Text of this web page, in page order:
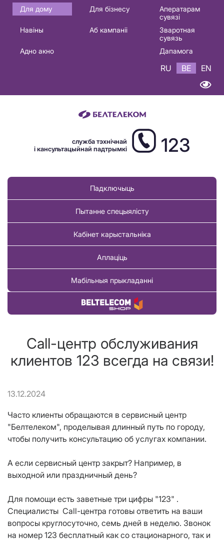
Основная
навигация
Для дому Для бізнесу
Аператарам
сувязі
Навіны
Аб кампаніі
Зваротная
сувязь
Адно акно
Дапамога
RU BE EN
служба тэхнічнай
і кансультацыйнай падтрымкі
123
Падключыць
Пытанне спецыялісту
Кабінет карыстальніка
Аплаціць
Мабільныя прыкладанні
Купіць тавар
Call-центр обслуживания
клиентов 123 всегда на связи!
13.12.2024
Часто клиенты обращаются в сервисный центр
"Белтелеком", проделывая длинный путь по городу,
чтобы получить консультацию об услугах компании.
А если сервисный центр закрыт? Например, в
выходной или праздничный день?
Для помощи есть заветные три цифры "123" .
Специалисты Call-центра готовы ответить на ваши
вопросы круглосуточно, семь дней в неделю. Звонок
на номер 123 бесплатный как со стационарного, так и